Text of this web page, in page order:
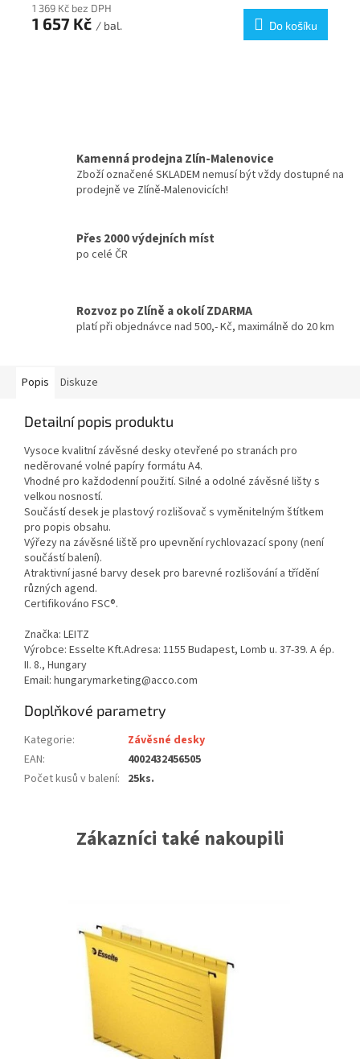
1 369 Kč bez DPH
1 657 Kč / bal. Do košíku
Kamenná prodejna Zlín-Malenovice
Zboží označené SKLADEM nemusí být vždy dostupné na
prodejně ve Zlíně-Malenovicích!
Přes 2000 výdejních míst
po celé ČR
Rozvoz po Zlíně a okolí ZDARMA
platí při objednávce nad 500,- Kč, maximálně do 20 km
Popis Diskuze
Detailní popis produktu
Vysoce kvalitní závěsné desky otevřené po stranách pro
neděrované volné papíry formátu A4.
Vhodné pro každodenní použití. Silné a odolné závěsné lišty s
velkou nosností.
Součástí desek je plastový rozlišovač s vyměnitelným štítkem
pro popis obsahu.
Výřezy na závěsné liště pro upevnění rychlovazací spony (není
součástí balení).
Atraktivní jasné barvy desek pro barevné rozlišování a třídění
různých agend.
Certifikováno FSC®.
Značka: LEITZ
Výrobce: Esselte Kft.Adresa: 1155 Budapest, Lomb u. 37-39. A ép.
II. 8., Hungary
Email: hungarymarketing@acco.com
Doplňkové parametry
Kategorie:
Závěsné desky
EAN:
4002432456505
Počet kusů v balení: 25ks.
Zákazníci také nakoupili